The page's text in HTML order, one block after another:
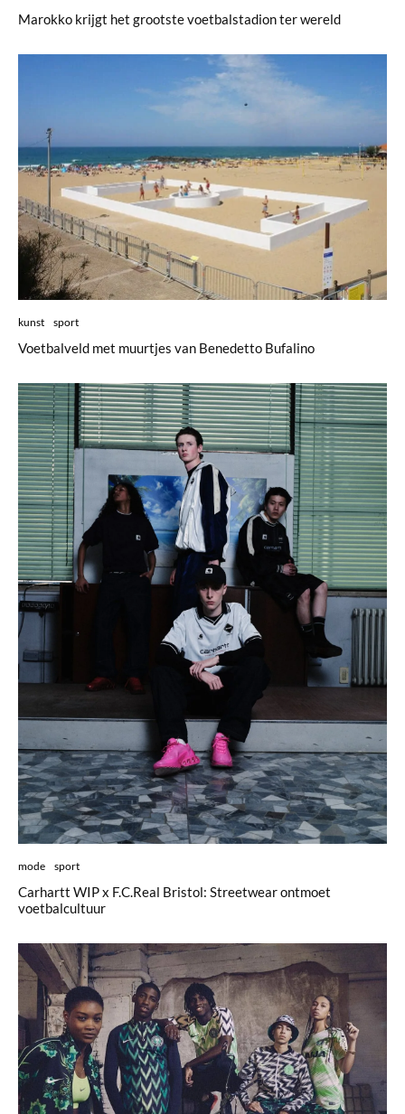
Marokko krijgt het grootste voetbalstadion ter wereld
kunst sport
Voetbalveld met muurtjes van Benedetto Bufalino
mode sport
Carhartt WIP x F.C.Real Bristol: Streetwear ontmoet
voetbalcultuur